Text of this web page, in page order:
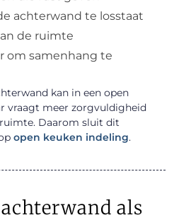
achterwand te losstaat
de ruimte
om samenhang te
kan in een open
vraagt meer zorgvuldigheid
Daarom sluit dit
open keuken indeling.
als